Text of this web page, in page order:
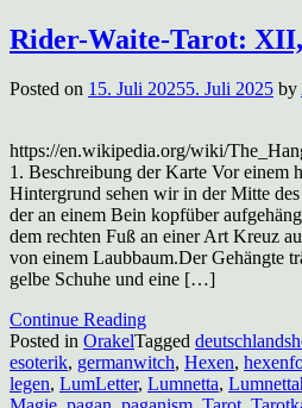
Rider-Waite-Tarot:
Posted on 15. Juli 20255. Juli 2025 by
https://en.wikipedia.org/wiki/
1. Beschreibung der Karte Vor einem
Hintergrund sehen wir in der Mitte
der an einem Bein kopfüber
dem rechten Fuß an einer Art Kreuz
von einem Laubbaum.Der Gehängte
gelbe Schuhe und eine […]
Continue Reading
Posted in OrakelTagged
esoterik, germanwitch, Hexen,
legen, LumLetter, Lumnetta,